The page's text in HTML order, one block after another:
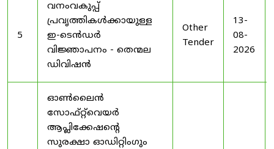
5
വനംവകുപ്പ്
പ്രവൃത്തികൾക്കായുള്ള
ഇ-ടെൻഡർ
വിജ്ഞാപനം - തെന്മല
ഡിവിഷൻ
Other
Tender
13-
08-
2026
ഓൺലൈൻ
സോഫ്റ്റ്‌വെയർ
ആപ്ലിക്കേഷന്റെ
സുരക്ഷാ ഓഡിറ്റിംഗും